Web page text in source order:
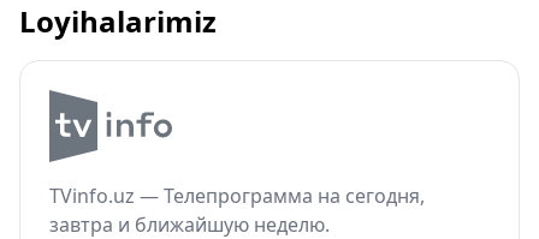
Loyihalarimiz
TVinfo.uz — Телепрограмма на сегодня,
завтра и ближайшую неделю.